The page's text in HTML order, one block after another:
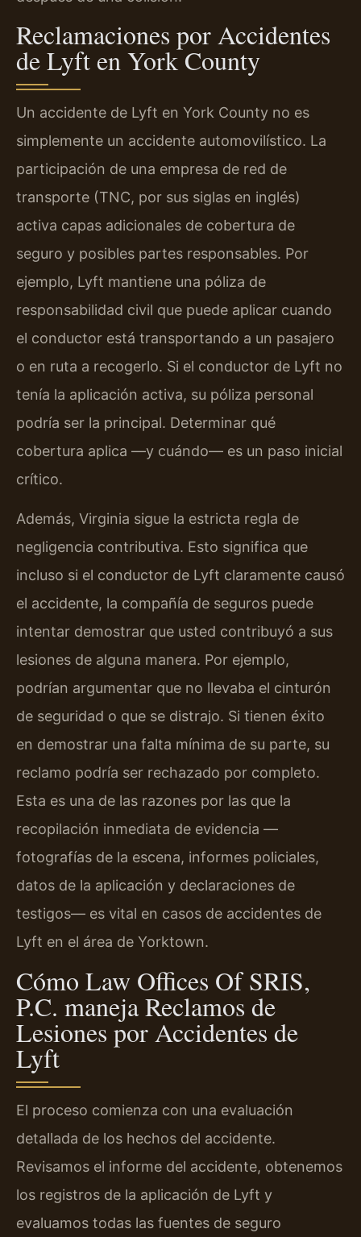
Reclamaciones por Accidentes
de Lyft en York County
Un accidente de Lyft en York County no es
simplemente un accidente automovilístico. La
participación de una empresa de red de
transporte (TNC, por sus siglas en inglés)
activa capas adicionales de cobertura de
seguro y posibles partes responsables. Por
ejemplo, Lyft mantiene una póliza de
responsabilidad civil que puede aplicar cuando
el conductor está transportando a un pasajero
o en ruta a recogerlo. Si el conductor de Lyft no
tenía la aplicación activa, su póliza personal
podría ser la principal. Determinar qué
cobertura aplica —y cuándo— es un paso inicial
crítico.
Además, Virginia sigue la estricta regla de
negligencia contributiva. Esto significa que
incluso si el conductor de Lyft claramente causó
el accidente, la compañía de seguros puede
intentar demostrar que usted contribuyó a sus
lesiones de alguna manera. Por ejemplo,
podrían argumentar que no llevaba el cinturón
de seguridad o que se distrajo. Si tienen éxito
en demostrar una falta mínima de su parte, su
reclamo podría ser rechazado por completo.
Esta es una de las razones por las que la
recopilación inmediata de evidencia —
fotografías de la escena, informes policiales,
datos de la aplicación y declaraciones de
testigos— es vital en casos de accidentes de
Lyft en el área de Yorktown.
Cómo Law Offices Of SRIS,
P.C. maneja Reclamos de
Lesiones por Accidentes de
Lyft
El proceso comienza con una evaluación
detallada de los hechos del accidente.
Revisamos el informe del accidente, obtenemos
los registros de la aplicación de Lyft y
evaluamos todas las fuentes de seguro